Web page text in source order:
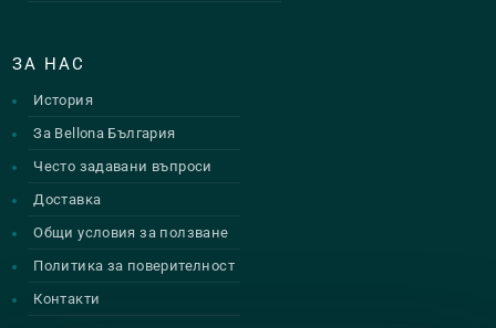
ЗА НАС
История
За Bellona България
Често задавани въпроси
Доставка
Общи условия за ползване
Политика за поверителност
Контакти